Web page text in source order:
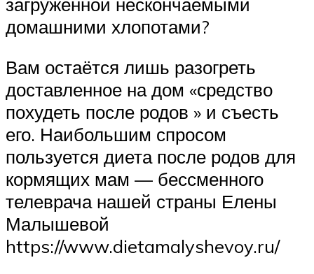
домашними хлопотами?
Вам остаётся лишь разогреть
доставленное на дом «средство
похудеть после родов » и съесть
его. Наибольшим спросом
пользуется диета после родов для
кормящих мам — бессменного
телеврача нашей страны Елены
Малышевой
https://www.dietamalyshevoy.ru/